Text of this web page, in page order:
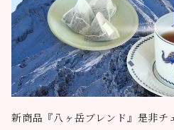
新商品『八ヶ岳ブレンド』是非